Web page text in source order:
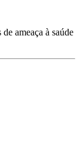
ameaça à saúde